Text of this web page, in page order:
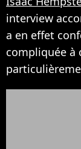
interview
a en effet
compliquée à